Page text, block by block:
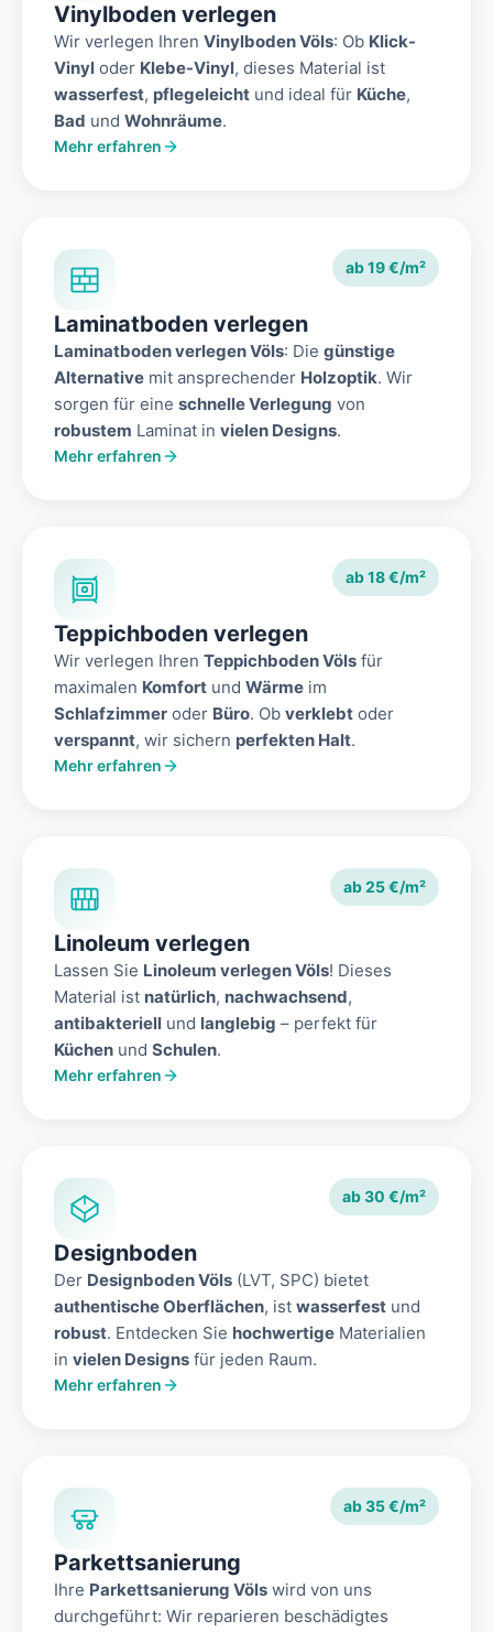
Vinylboden verlegen
Wir verlegen Ihren Vinylboden Völs: Ob Klick-
Vinyl oder Klebe-Vinyl, dieses Material ist
wasserfest, pflegeleicht und ideal für Küche,
Bad und Wohnräume.
Mehr erfahren
ab 19 €/m²
Laminatboden verlegen
Laminatboden verlegen Völs: Die günstige
Alternative mit ansprechender Holzoptik. Wir
sorgen für eine schnelle Verlegung von
robustem Laminat in vielen Designs.
Mehr erfahren
ab 18 €/m²
Teppichboden verlegen
Wir verlegen Ihren Teppichboden Völs für
maximalen Komfort und Wärme im
Schlafzimmer oder Büro. Ob verklebt oder
verspannt, wir sichern perfekten Halt.
Mehr erfahren
ab 25 €/m²
Linoleum verlegen
Lassen Sie Linoleum verlegen Völs! Dieses
Material ist natürlich, nachwachsend,
antibakteriell und langlebig – perfekt für
Küchen und Schulen.
Mehr erfahren
ab 30 €/m²
Designboden
Der Designboden Völs (LVT, SPC) bietet
authentische Oberflächen, ist wasserfest und
robust. Entdecken Sie hochwertige Materialien
in vielen Designs für jeden Raum.
Mehr erfahren
ab 35 €/m²
Parkettsanierung
Ihre Parkettsanierung Völs wird von uns
durchgeführt: Wir reparieren beschädigtes